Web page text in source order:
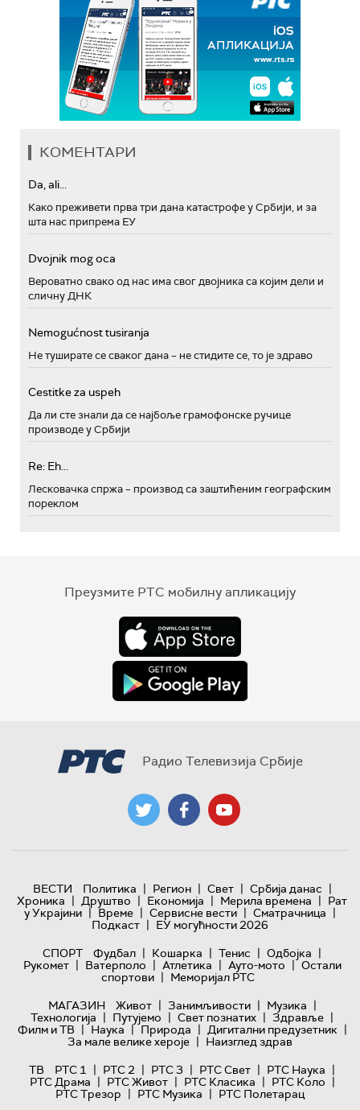
КОМЕНТАРИ
Da, ali...
Како преживети прва три дана катастрофе у Србији, и за
шта нас припрема ЕУ
Dvojnik mog oca
Вероватно свако од нас има свог двојника са којим дели и
сличну ДНК
Nemogućnost tusiranja
Не туширате се сваког дана – не стидите се, то је здраво
Cestitke za uspeh
Да ли сте знали да се најбоље грамофонске ручице
производе у Србији
Re: Eh...
Лесковачка спржа – производ са заштићеним географским
пореклом
Преузмите РТС мобилну апликацију
Радио Телевизија Србије
ВЕСТИ Политика | Регион | Свет | Србија данас |
Хроника | Друштво | Економија | Мерила времена | Рат
у Украјини | Време | Сервисне вести | Сматрачница |
Подкаст | ЕУ могућности 2026
СПОРТ
Фудбал | Кошарка | Тенис | Одбојка |
Рукомет | Ватерполо | Атлетика | Ауто-мото | Остали
спортови | Меморијал РТС
МАГАЗИН
Живот | Занимљивости | Музика |
Технологијa | Путујемо | Свет познатих | Здравље |
Филм и ТВ | Наука | Природа | Дигитални предузетник |
За мале велике хероје | Наизглед здрав
ТВ
РТС 1 | РТС 2 | РТС 3 | РТС Свет | РТС Наука |
РТС Драма | РТС Живот | РТС Класика | РТС Коло |
РТС Трезор | РТС Музика | РТС Полетарац